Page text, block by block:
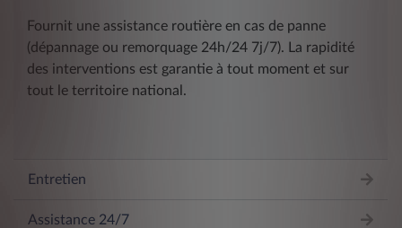
Fournit une assistance routière en cas de panne
(dépannage ou remorquage 24h/24 7j/7). La rapidité
des interventions est garantie à tout moment et sur
tout le territoire national.
Entretien
Assistance 24/7